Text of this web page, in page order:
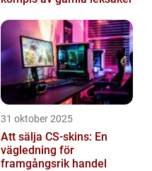
31 oktober 2025
Att sälja CS-skins: En
vägledning för
framgångsrik handel